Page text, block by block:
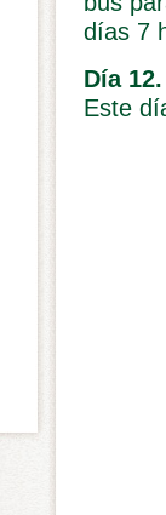
días 7
Día
Este